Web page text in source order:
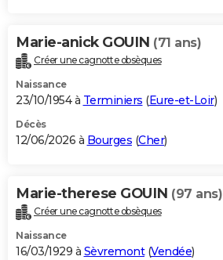
Marie-anick GOUIN (71 ans)
Créer une cagnotte obsèques
Naissance
23/10/1954 à Terminiers (Eure-et-Loir)
Décès
12/06/2026 à Bourges (Cher)
Marie-therese GOUIN (97 ans)
Créer une cagnotte obsèques
Naissance
16/03/1929 à Sèvremont(Vendée)